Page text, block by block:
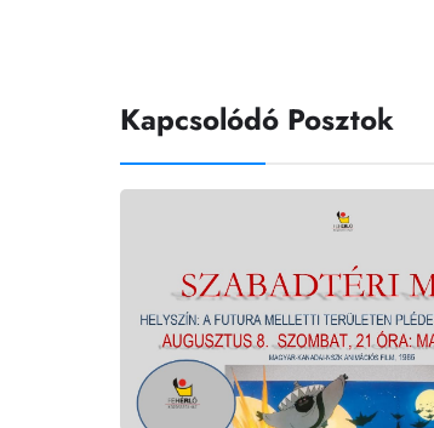
Kapcsolódó Posztok